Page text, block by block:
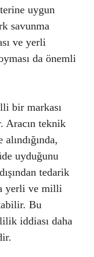
uygun
savunma
ve yerli
da önemli
bir markası
Aracın teknik
uyduğunu
tedarik
yerli ve milli
Bu
iddiası daha